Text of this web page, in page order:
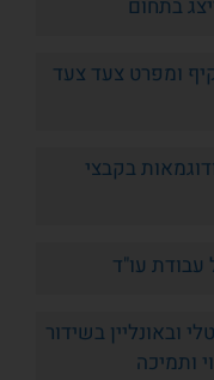
בתחום
ומפרט צעד צעד
בקבצי
ובאונליין בשידור
ותמיכה